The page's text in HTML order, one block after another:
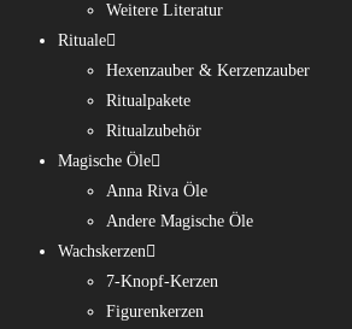
Weitere Literatur
Rituale
Hexenzauber & Kerzenzauber
Ritualpakete
Ritualzubehör
Magische Öle
Anna Riva Öle
Andere Magische Öle
Wachskerzen
7-Knopf-Kerzen
Figurenkerzen